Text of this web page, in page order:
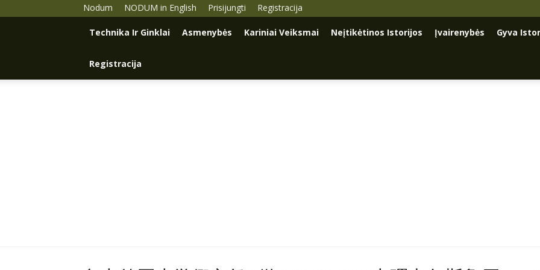
Nodum NODUM in English Prisijungti Registracija
Technika Ir Ginklai Asmenybės Kariniai Veiksmai Neįtikėtinos Istorijos Įvairenybės Gyva
Registracija